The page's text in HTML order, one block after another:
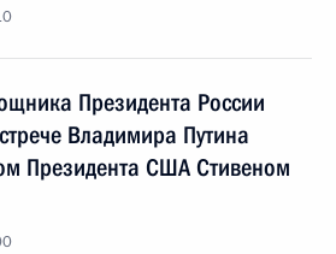
Президента России
Владимира Путина
Президента США Стивеном